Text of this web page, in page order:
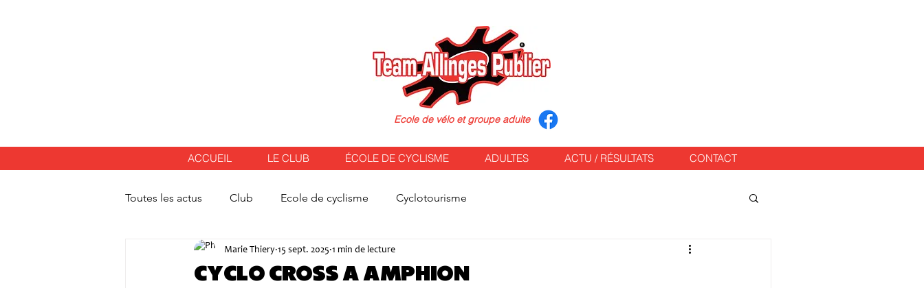
Ecole de vélo et groupe adulte
ACCUEIL LE CLUB ÉCOLE DE CYCLISME ADULTES ACTU / RÉSULTATS CONTACT
Toutes les actus Club Ecole de cyclisme Cyclotourisme
CYCLO CROSS A Amphion
Marie Thiery 15 sept. 2025 1 min de lecture